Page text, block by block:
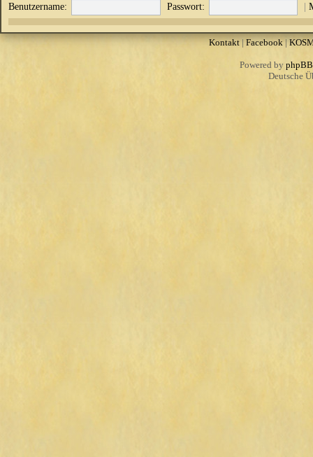
Benutzername: Passwort: |
Kontakt| Facebook|
Powered by phpBB
Deutsche